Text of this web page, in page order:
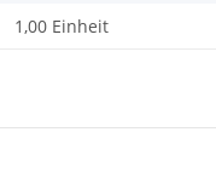
1,00 Einheit